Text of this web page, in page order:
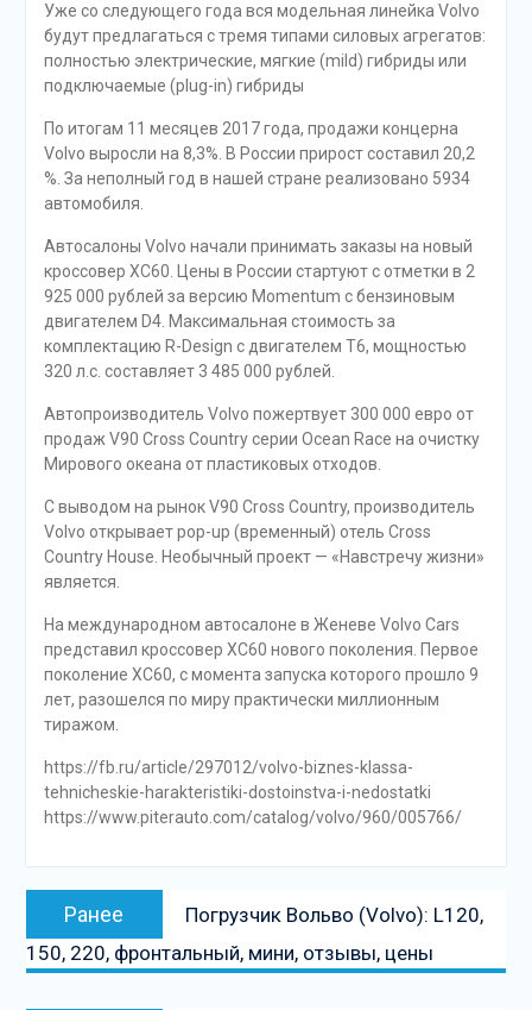
Уже со следующего года вся модельная линейка Volvo
будут предлагаться с тремя типами силовых агрегатов:
полностью электрические, мягкие (mild) гибриды или
подключаемые (plug-in) гибриды
По итогам 11 месяцев 2017 года, продажи концерна
Volvo выросли на 8,3%. В России прирост составил 20,2
%. За неполный год в нашей стране реализовано 5934
автомобиля.
Автосалоны Volvo начали принимать заказы на новый
кроссовер XC60. Цены в России стартуют с отметки в 2
925 000 рублей за версию Momentum с бензиновым
двигателем D4. Максимальная стоимость за
комплектацию R-Design с двигателем T6, мощностью
320 л.с. составляет 3 485 000 рублей.
Автопроизводитель Volvo пожертвует 300 000 евро от
продаж V90 Cross Country серии Ocean Race на очистку
Мирового океана от пластиковых отходов.
С выводом на рынок V90 Cross Country, производитель
Volvo открывает pop-up (временный) отель Cross
Country House. Необычный проект — «Навстречу жизни»
является.
На международном автосалоне в Женеве Volvo Cars
представил кроссовер XC60 нового поколения. Первое
поколение XC60, с момента запуска которого прошло 9
лет, разошелся по миру практически миллионным
тиражом.
https://fb.ru/article/297012/volvo-biznes-klassa-
tehnicheskie-harakteristiki-dostoinstva-i-nedostatki
https://www.piterauto.com/catalog/volvo/960/005766/
Навигация
записям
Ранее
Предыдущая
запись:
Погрузчик Вольво (Volvo): L120,
150, 220, фронтальный, мини, отзывы, цены